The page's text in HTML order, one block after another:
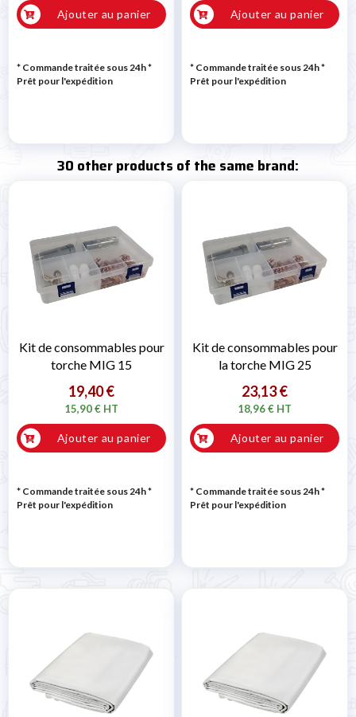
Ajouter au panier
* Commande traitée sous 24h*
Prêt pour l'expédition
Ajouter au panier
* Commande traitée sous 24h*
Prêt pour l'expédition
30 other products of the same brand:
Kit de consommables pour
torche MIG 15
19,40 €
15,90 € HT
Ajouter au panier
* Commande traitée sous 24h*
Prêt pour l'expédition
Kit de consommables pour
la torche MIG 25
23,13 €
18,96 € HT
Ajouter au panier
* Commande traitée sous 24h*
Prêt pour l'expédition